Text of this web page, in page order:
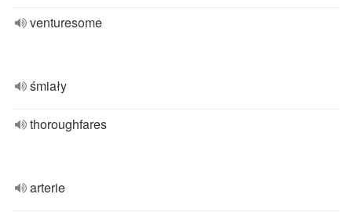
venturesome
śmiały
thoroughfares
arterie